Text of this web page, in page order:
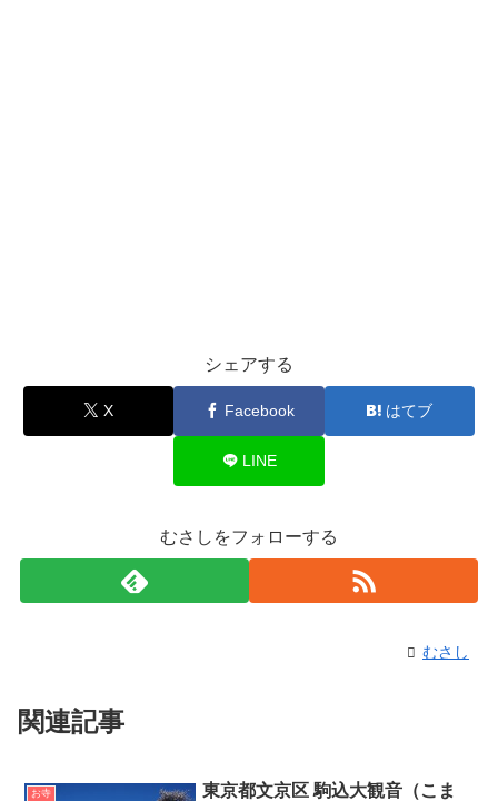
シェアする
X Facebook はてブ
LINE
むさしをフォローする
むさし
関連記事
お寺
東京都文京区 駒込大観音（こま